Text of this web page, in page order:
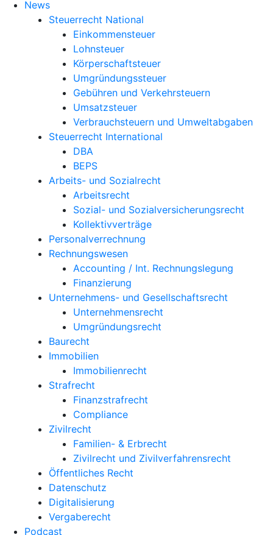
News
Steuerrecht National
Einkommensteuer
Lohnsteuer
Körperschaftsteuer
Umgründungssteuer
Gebühren und Verkehrsteuern
Umsatzsteuer
Verbrauchsteuern und Umweltabgaben
Steuerrecht International
DBA
BEPS
Arbeits- und Sozialrecht
Arbeitsrecht
Sozial- und Sozialversicherungsrecht
Kollektivverträge
Personalverrechnung
Rechnungswesen
Accounting / Int. Rechnungslegung
Finanzierung
Unternehmens- und Gesellschaftsrecht
Unternehmensrecht
Umgründungsrecht
Baurecht
Immobilien
Immobilienrecht
Strafrecht
Finanzstrafrecht
Compliance
Zivilrecht
Familien- & Erbrecht
Zivilrecht und Zivilverfahrensrecht
Öffentliches Recht
Datenschutz
Digitalisierung
Vergaberecht
Podcast